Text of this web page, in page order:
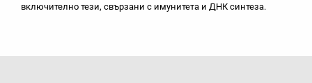
включително тези, свързани с имунитета и ДНК синтеза.